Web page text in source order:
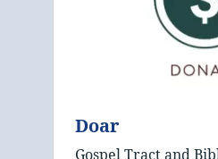
Doar
Gospel Tract and